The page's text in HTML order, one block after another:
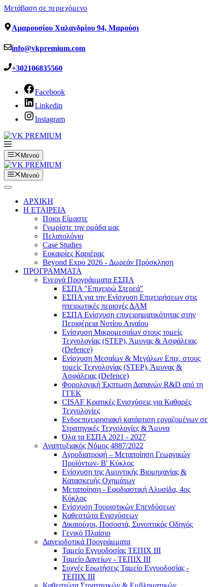
Μετάβαση σε περιεχόμενο
Αμαρουσίου Χαλανδρίου 94, Μαρούσι
info@vkpremium.com
+302106835560
Facebook
Linkedin
Instagram
Μενού
Μενού
ΑΡΧΙΚΗ
Η ΕΤΑΙΡΕΙΑ
Ποιοι Είμαστε
Γνωρίστε την ομάδα μας
Πελατολόγιο
Case Studies
Ευκαιρίες Καριέρας
Beyond Expo 2026 - Δωρεάν Πρόσκληση
ΠΡΟΓΡΑΜΜΑΤΑ
Ενεργά Προγράμματα ΕΣΠΑ
ΕΣΠΑ "Επιχειρώ Στερεά"
ΕΣΠΑ για την Ενίσχυση Επιχειρήσεων στις
ηπειρωτικές περιοχές ΔΑΜ
ΕΣΠΑ Ενίσχυση επιχειρηματικότητας στην
Περιφέρεια Νοτίου Αιγαίου
Ενίσχυση Μικρομεσαίων στους τομείς
Τεχνολογίας (STEP), Άμυνας & Ασφάλειας
(Defence)
Ενίσχυση Μεσαίων & Μεγάλων Επιχ. στους
τομείς Τεχνολογίας (STEP), Άμυνας &
Ασφάλειας (Defence)
Φορολογική Έκπτωση Δαπανών R&D από τη
ΓΓΕΚ
CISAF Κρατικές Ενισχύσεις για Καθαρές
Τεχνολογίες
Ενδοεπιχειρησιακή κατάρτιση εργαζομένων σε
Στρατηγικές Τεχνολογίες & Άμυνα
Όλα τα ΕΣΠΑ 2021 - 2027
Αναπτυξιακός Νόμος 4887/2022
Αγροδιατροφή – Μεταποίηση Γεωργικών
Προϊόντων- Β' Κύκλος
Eνίσχυση της Αμυντικής Βιομηχανίας &
Κατασκευής Οχημάτων
Μεταποίηση - Εφοδιαστική Αλυσίδα, 4ος
Κύκλος
Ενίσχυση Τουριστικών Επενδύσεων
Καθεστώτα Ενισχύσεων
Δικαιούχοι, Ποσοστά, Συνοπτικός Οδηγός
Γενικό Πλαίσιο
Δανειοδοτικά Προγράμματα
Ταμείο Εγγυοδοσίας ΤΕΠΙΧ ΙΙΙ
Ταμείο Δανείων - ΤΕΠΙΧ ΙΙΙ
Συχνές Ερωτήσεις Ταμείο Εγγυοδοσίας -
ΤΕΠΙΧ ΙΙΙ
Καθεστώτα Στρατηγικών & Εμβληματικών